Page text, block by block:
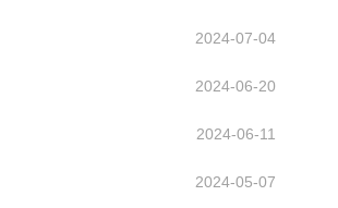
2024-07-04
2024-06-20
2024-06-11
2024-05-07